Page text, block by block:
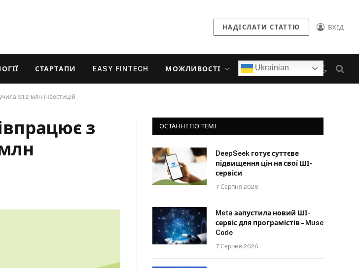
НАДІСЛАТИ СТАТТЮ ВХІД
СТАРТАПИ EASY FINTECH МОЖЛИВОСТІ Ukrainian
$1,2 млн інвестицій
з
ОСТАННІ ПО ТЕМІ
DeepSeek готує суттєве
підвищення цін на свої ШІ-
сервіси
7 Серпня 2026
Meta запустила новий ШІ-
сервіс для програмістів – Muse
Code
7 Серпня 2026